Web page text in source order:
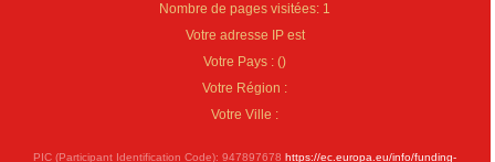
Nombre de pages visitées: 1
Votre adresse IP est
Votre Pays :()
Votre Région :
Votre Ville :
PIC (Participant Identification Code): 947897678https://ec.europa.eu/info/funding-